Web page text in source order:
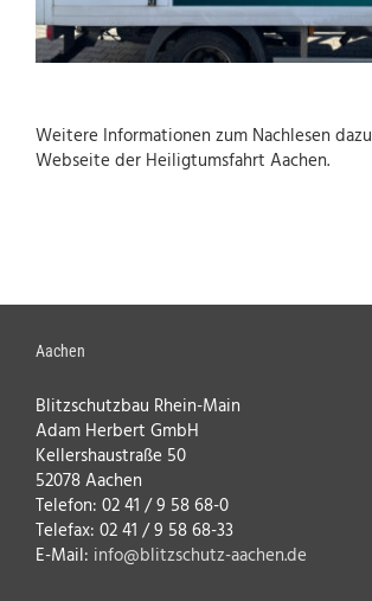
Weitere Informationen zum Nachlesen dazu
Webseite der Heiligtumsfahrt Aachen.
Aachen
Blitzschutzbau Rhein-Main
Adam Herbert GmbH
Kellershaustraße 50
52078 Aachen
Telefon: 02 41 / 9 58 68-0
Telefax: 02 41 / 9 58 68-33
E-Mail: info@blitzschutz-aachen.de